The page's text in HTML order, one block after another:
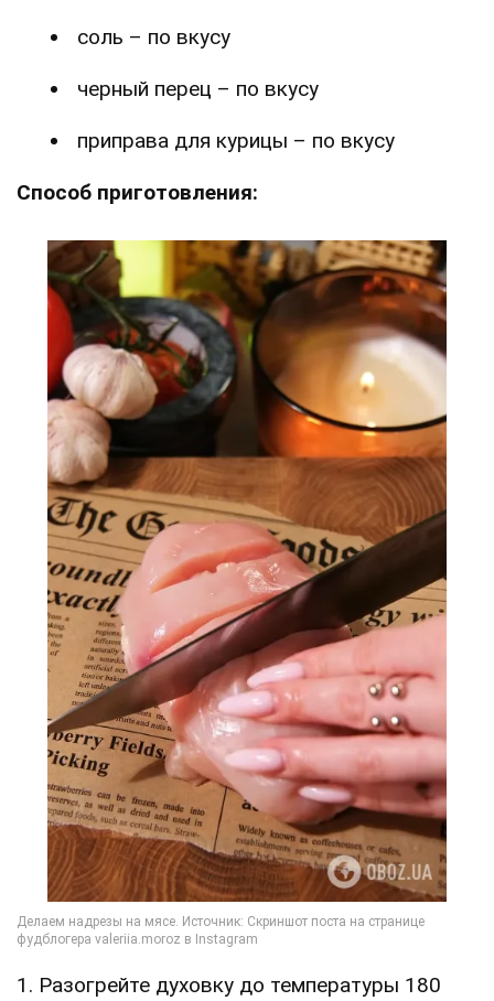
соль – по вкусу
черный перец – по вкусу
приправа для курицы – по вкусу
Способ приготовления:
1. Разогрейте духовку до температуры 180